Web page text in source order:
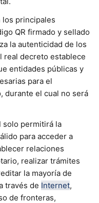
los principales
QR firmado y sellado
la autenticidad de los
real decreto establece
entidades públicas y
para el
durante el cual no será
solo permitirá la
para acceder a
relaciones
realizar trámites
la mayoría de
través de Internet,
de fronteras,